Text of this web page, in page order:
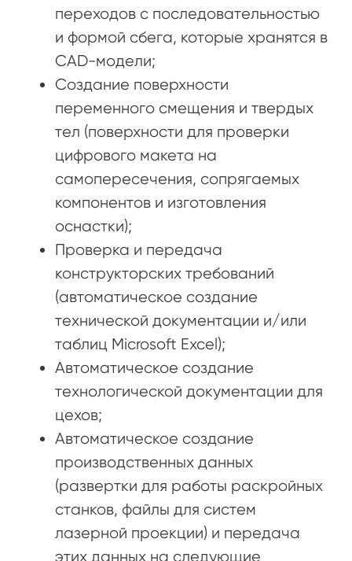
переходов с последовательностью
и формой сбега, которые хранятся в
CAD-модели;
Создание поверхности
переменного смещения и твердых
тел (поверхности для проверки
цифрового макета на
самопересечения, сопрягаемых
компонентов и изготовления
оснастки);
Проверка и передача
конструкторских требований
(автоматическое создание
технической документации и/или
таблиц Microsoft Excel);
Автоматическое создание
технологической документации для
цехов;
Автоматическое создание
производственных данных
(развертки для работы раскройных
станков, файлы для систем
лазерной проекции) и передача
этих данных на следующие